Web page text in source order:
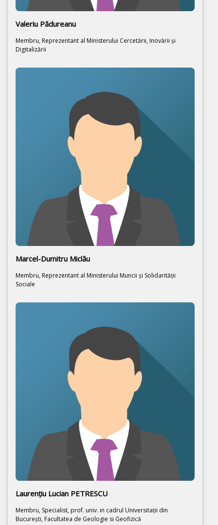
Valeriu Pădureanu
Membru, Reprezentant al Ministerului Cercetării, Inovării şi
Digitalizării
Marcel-Dumitru Miclău
Membru, Reprezentant al Ministerului Muncii şi Solidarităţii
Sociale
Laurenţiu Lucian PETRESCU
Membru, Specialist, prof. univ. in cadrul Universitaţii din
Bucureşti, Facultatea de Geologie si Geofizică